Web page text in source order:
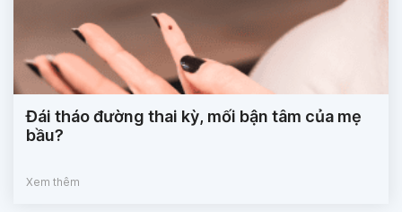
Đái tháo đường thai kỳ, mối bận tâm của mẹ
bầu?
Xem thêm